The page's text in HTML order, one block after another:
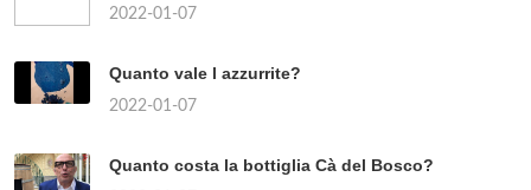
2022-01-07
Quanto vale l azzurrite?
2022-01-07
Quanto costa la bottiglia Cà del Bosco?